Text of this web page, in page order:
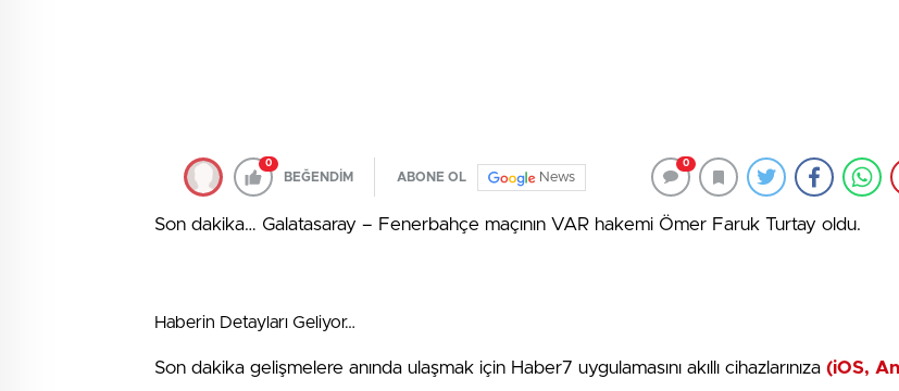
0
BEĞENDİM ABONE OL News
0
Son dakika… Galatasaray – Fenerbahçe maçının VAR hakemi Ömer Faruk Turtay oldu.
Haberin Detayları Geliyor…
Son dakika gelişmelere anında ulaşmak için Haber7 uygulamasını akıllı cihazlarınıza (iOS,